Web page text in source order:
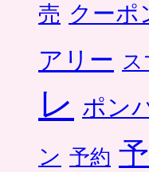
売 クーポ
アリー ス
レ ポン
ン 予約